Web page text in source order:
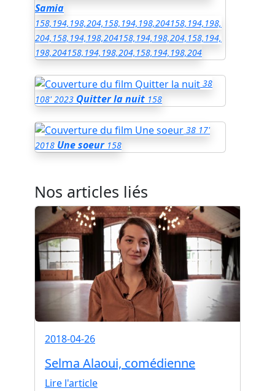
Samia
158,194,198,204,158,194,198,204158,194,198,
204,158,194,198,204158,194,198,204,158,194,
198,204158,194,198,204,158,194,198,204
38
108' 2023 Quitter la nuit 158
38 17'
2018 Une soeur 158
Nos articles liés
2018-04-26
Selma Alaoui, comédienne
Lire l'article